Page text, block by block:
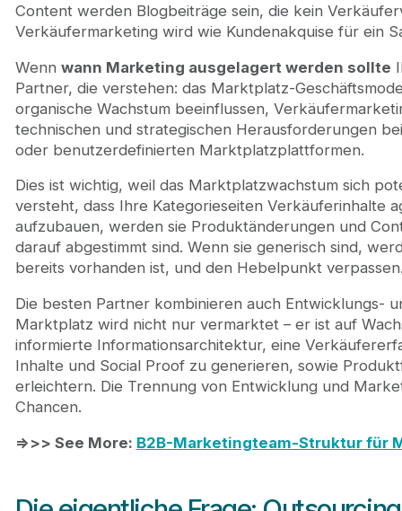
Content werden Blogbeiträge sein, die kein
Verkäufermarketing wird wie Kundenakquise für ein
Wenn wann Marketing ausgelagert werden sollte
Partner, die verstehen: das Marktplatz-
organische Wachstum beeinflussen,
technischen und strategischen Herausforderungen
oder benutzerdefinierten Marktplatzplattformen.
Dies ist wichtig, weil das Marktplatzwachstum sich
versteht, dass Ihre Kategorieseiten Verkäuferinhalte
aufzubauen, werden sie Produktänderungen und
darauf abgestimmt sind. Wenn sie generisch sind,
bereits vorhanden ist, und den Hebelpunkt
Die besten Partner kombinieren auch Entwicklungs-
Marktplatz wird nicht nur vermarktet – er ist auf
informierte Informationsarchitektur, eine
Inhalte und Social Proof zu generieren, sowie
erleichtern. Die Trennung von Entwicklung und
Chancen.
=>>> See More: B2B-Marketingteam-Struktur für